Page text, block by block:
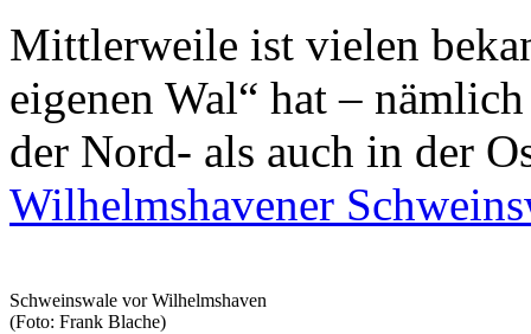
Mittlerweile ist vielen
eigenen Wal“ hat –
der Nord- als auch in der
Wilhelmshavener
Schweinswale vor Wilhelmshaven
(Foto: Frank Blache)